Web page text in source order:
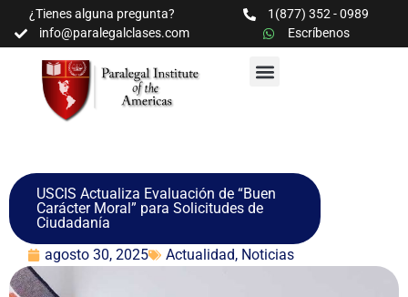
¿Tienes alguna pregunta?
1(877) 352 - 0989
info@paralegalclases.com
Escríbenos
USCIS Actualiza Evaluación de “Buen
Carácter Moral” para Solicitudes de
Ciudadanía
agosto 30, 2025
Actualidad, Noticias